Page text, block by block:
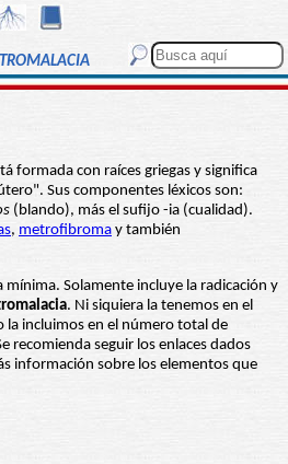
formada con raíces griegas y significa
Sus componentes léxicos son:
(blando), más el sufijo -ia (cualidad).
, metrofibroma y también
mínima. Solamente incluye la radicación y
. Ni siquiera la tenemos en el
la incluimos en el número total de
recomienda seguir los enlaces dados
información sobre los elementos que